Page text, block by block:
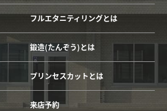
フルエタニティリングとは
鍛造(たんぞう)とは
プリンセスカットとは
来店予約